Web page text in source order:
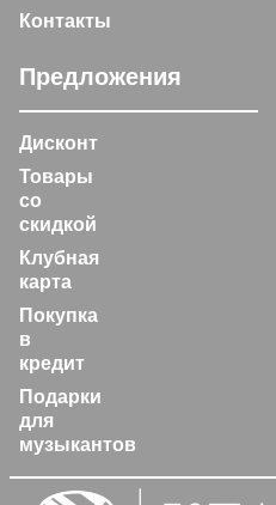
Контакты
Предложения
Дисконт
Товары
со
скидкой
Клубная
карта
Покупка
в
кредит
Подарки
для
музыкантов